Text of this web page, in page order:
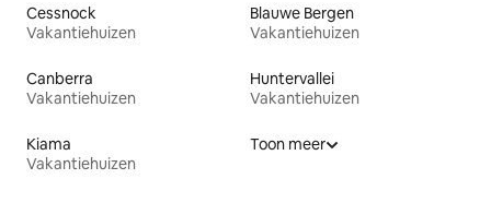
Cessnock
Vakantiehuizen
Blauwe Bergen
Vakantiehuizen
Canberra
Vakantiehuizen
Huntervallei
Vakantiehuizen
Kiama
Vakantiehuizen
Toon meer